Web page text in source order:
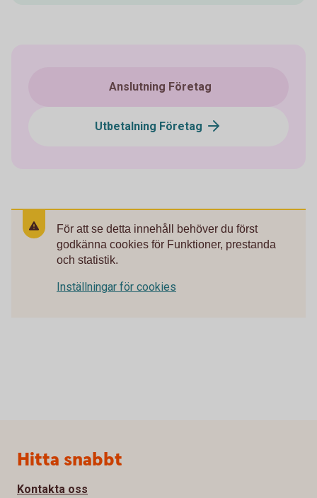
Anslutning Företag
Utbetalning Företag
För att se detta innehåll behöver du först
godkänna cookies för Funktioner, prestanda
och statistik.
Inställningar för cookies
Sidfot
Hitta snabbt
Kontakta oss